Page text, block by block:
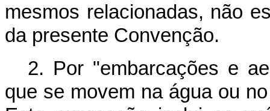
mesmos relacionadas, não
da presente Convenção.
2. Por "embarcações e
que se movem na água ou